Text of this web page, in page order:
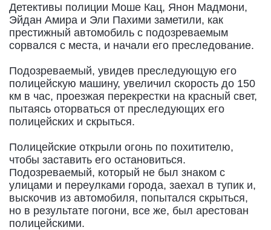
Детективы полиции Моше Кац, Янон Мадмони,
Эйдан Амира и Эли Пахими заметили, как
престижный автомобиль с подозреваемым
сорвался с места, и начали его преследование.
Подозреваемый, увидев преследующую его
полицейскую машину, увеличил скорость до 150
км в час, проезжая перекрестки на красный свет,
пытаясь оторваться от преследующих его
полицейских и скрыться.
Полицейские открыли огонь по похитителю,
чтобы заставить его остановиться.
Подозреваемый, который не был знаком с
улицами и переулками города, заехал в тупик и,
выскочив из автомобиля, попытался скрыться,
но в результате погони, все же, был арестован
полицейскими.